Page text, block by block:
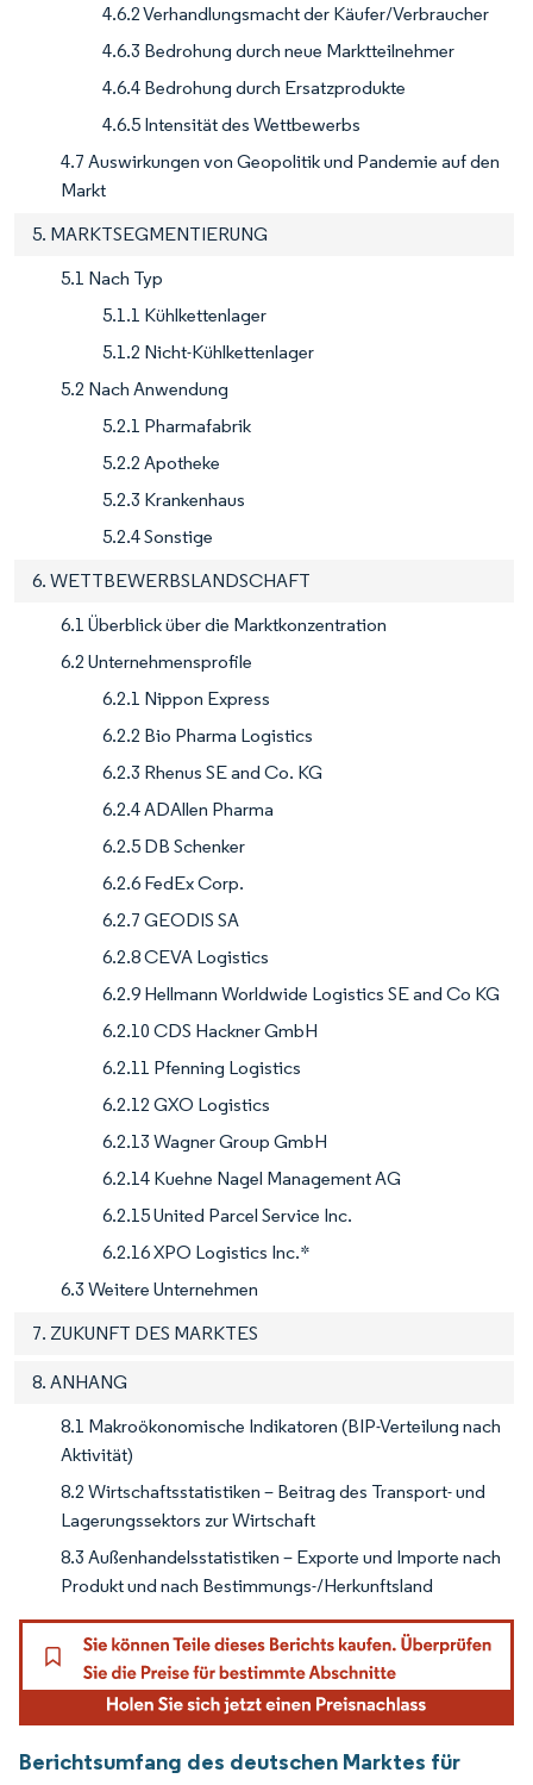
4.6.2 Verhandlungsmacht der Käufer/Verbraucher
4.6.3 Bedrohung durch neue Marktteilnehmer
4.6.4 Bedrohung durch Ersatzprodukte
4.6.5 Intensität des Wettbewerbs
4.7 Auswirkungen von Geopolitik und Pandemie auf den
Markt
5. MARKTSEGMENTIERUNG
5.1 Nach Typ
5.1.1 Kühlkettenlager
5.1.2 Nicht-Kühlkettenlager
5.2 Nach Anwendung
5.2.1 Pharmafabrik
5.2.2 Apotheke
5.2.3 Krankenhaus
5.2.4 Sonstige
6. WETTBEWERBSLANDSCHAFT
6.1 Überblick über die Marktkonzentration
6.2 Unternehmensprofile
6.2.1 Nippon Express
6.2.2 Bio Pharma Logistics
6.2.3 Rhenus SE and Co. KG
6.2.4 ADAllen Pharma
6.2.5 DB Schenker
6.2.6 FedEx Corp.
6.2.7 GEODIS SA
6.2.8 CEVA Logistics
6.2.9 Hellmann Worldwide Logistics SE and Co KG
6.2.10 CDS Hackner GmbH
6.2.11 Pfenning Logistics
6.2.12 GXO Logistics
6.2.13 Wagner Group GmbH
6.2.14 Kuehne Nagel Management AG
6.2.15 United Parcel Service Inc.
6.2.16 XPO Logistics Inc.*
6.3 Weitere Unternehmen
7. ZUKUNFT DES MARKTES
8. ANHANG
8.1 Makroökonomische Indikatoren (BIP-Verteilung nach
Aktivität)
8.2 Wirtschaftsstatistiken – Beitrag des Transport- und
Lagerungssektors zur Wirtschaft
8.3 Außenhandelsstatistiken – Exporte und Importe nach
Produkt und nach Bestimmungs-/Herkunftsland
Berichtsumfang des deutschen Marktes für